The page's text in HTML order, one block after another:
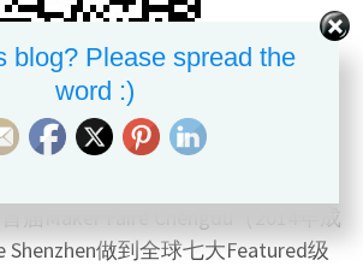
中国第一个将Maker Faire引入的机
年以来，累计举办了五届Maker
届Maker Faire Chengdu（2014年成
Shenzhen做到全球七大Featured级
blog? Please spread the
word :)